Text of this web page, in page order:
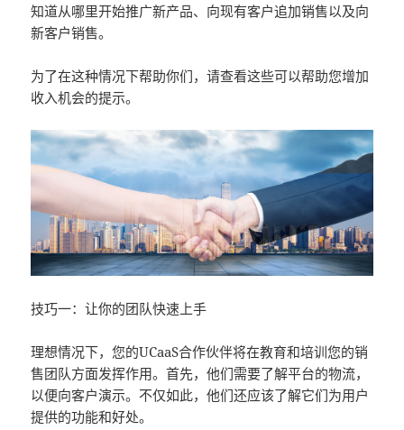
知道从哪里开始推广新产品、向现有客户追加销售以及向
新客户销售。
为了在这种情况下帮助你们，请查看这些可以帮助您增加
收入机会的提示。
技巧一：让你的团队快速上手
理想情况下，您的UCaaS合作伙伴将在教育和培训您的销
售团队方面发挥作用。首先，他们需要了解平台的物流，
以便向客户演示。不仅如此，他们还应该了解它们为用户
提供的功能和好处。